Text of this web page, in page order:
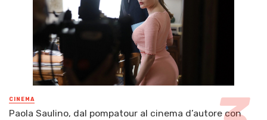
CINEMA
Paola Saulino, dal pompatour al cinema d’autore con